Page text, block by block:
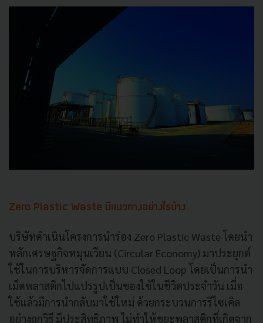
Zero Plastic Waste มีแนวทางอย่างไรบ้าง
บริษัทดำเนินโครงการนำร่อง Zero Plastic Waste โดยนำ
หลักเศรษฐกิจหมุนเวียน (Circular Economy) มาประยุกต์
ใช้ในการบริหารจัดการแบบ Closed Loop โดยเป็นการนำ
เม็ดพลาสติกไปแปรรูปเป็นของใช้ในชีวิตประจำวัน เมื่อ
ใช้แล้วมีการนำกลับมาใช้ใหม่ ด้วยกระบวนการรีไซเคิล
อย่างถูกวิธี มีประสิทธิภาพ ไม่ทำให้ขยะพลาสติกที่เกิดจาก